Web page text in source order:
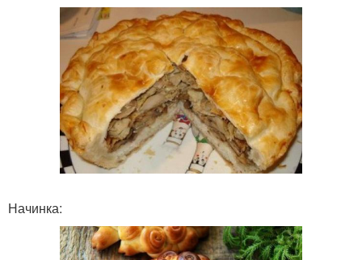
Начинка: